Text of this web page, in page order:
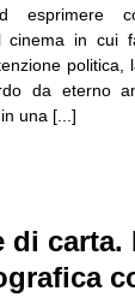
esprimere
cinema in cui
da eterno
una [...]
di carta.